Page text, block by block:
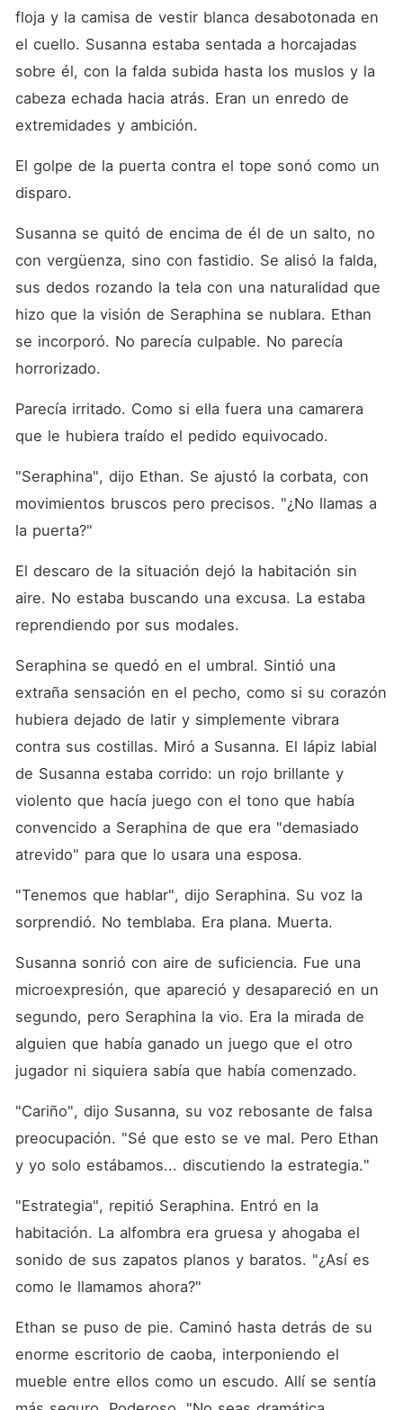
floja y la camisa de vestir blanca desabotonada en
el cuello. Susanna estaba sentada a horcajadas
sobre él, con la falda subida hasta los muslos y la
cabeza echada hacia atrás. Eran un enredo de
extremidades y ambición.
El golpe de la puerta contra el tope sonó como un
disparo.
Susanna se quitó de encima de él de un salto, no
con vergüenza, sino con fastidio. Se alisó la falda,
sus dedos rozando la tela con una naturalidad que
hizo que la visión de Seraphina se nublara. Ethan
se incorporó. No parecía culpable. No parecía
horrorizado.
Parecía irritado. Como si ella fuera una camarera
que le hubiera traído el pedido equivocado.
"Seraphina", dijo Ethan. Se ajustó la corbata, con
movimientos bruscos pero precisos. "¿No llamas a
la puerta?"
El descaro de la situación dejó la habitación sin
aire. No estaba buscando una excusa. La estaba
reprendiendo por sus modales.
Seraphina se quedó en el umbral. Sintió una
extraña sensación en el pecho, como si su corazón
hubiera dejado de latir y simplemente vibrara
contra sus costillas. Miró a Susanna. El lápiz labial
de Susanna estaba corrido: un rojo brillante y
violento que hacía juego con el tono que había
convencido a Seraphina de que era "demasiado
atrevido" para que lo usara una esposa.
"Tenemos que hablar", dijo Seraphina. Su voz la
sorprendió. No temblaba. Era plana. Muerta.
Susanna sonrió con aire de suficiencia. Fue una
microexpresión, que apareció y desapareció en un
segundo, pero Seraphina la vio. Era la mirada de
alguien que había ganado un juego que el otro
jugador ni siquiera sabía que había comenzado.
"Cariño", dijo Susanna, su voz rebosante de falsa
preocupación. "Sé que esto se ve mal. Pero Ethan
y yo solo estábamos... discutiendo la estrategia."
"Estrategia", repitió Seraphina. Entró en la
habitación. La alfombra era gruesa y ahogaba el
sonido de sus zapatos planos y baratos. "¿Así es
como le llamamos ahora?"
Ethan se puso de pie. Caminó hasta detrás de su
enorme escritorio de caoba, interponiendo el
mueble entre ellos como un escudo. Allí se sentía